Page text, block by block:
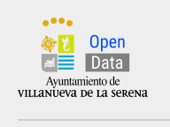
Inicio